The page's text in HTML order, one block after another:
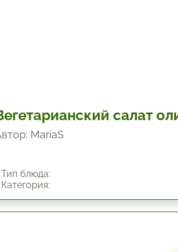
салат
MariaS
блюда: